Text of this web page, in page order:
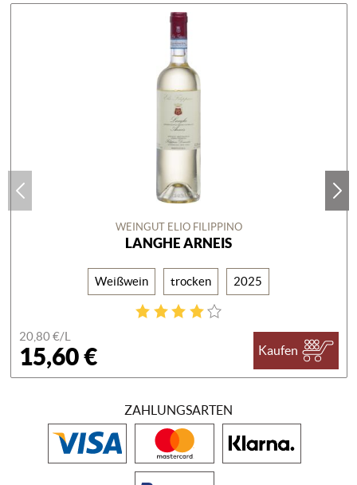
WEINGUT ELIO FILIPPINO
LANGHE ARNEIS
Weißwein trocken 2025
20,80 €/L
15,60 € Kaufen
ZAHLUNGSARTEN